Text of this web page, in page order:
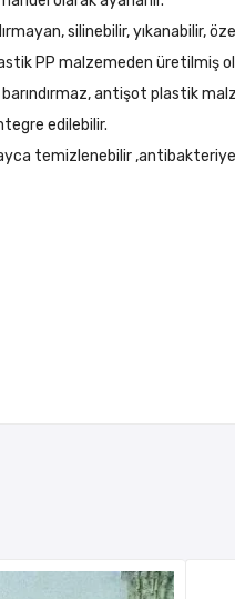
silinebilir,
PP malzemeden üretilmiş
antişot plastik
edilebilir.
temizlenebilir